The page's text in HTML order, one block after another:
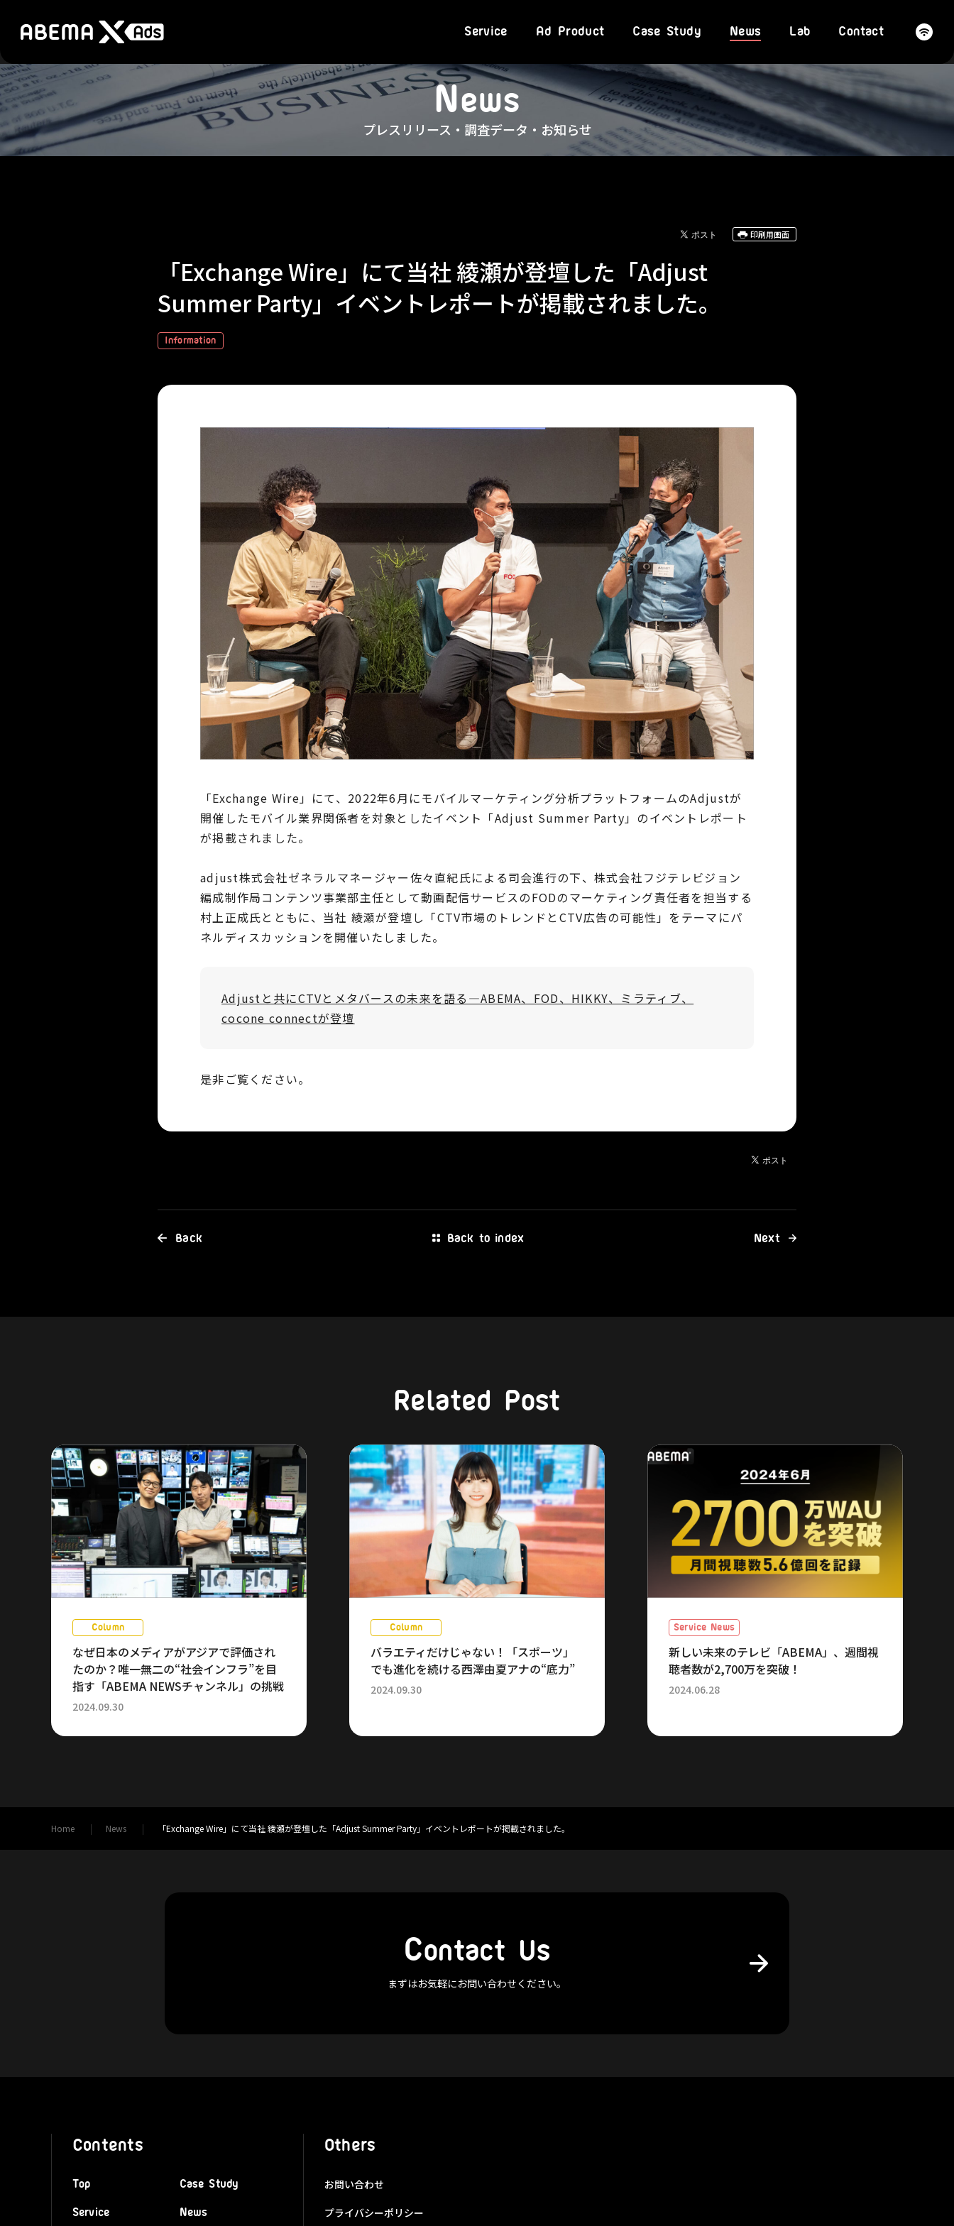
Service Ad Product Case Study News Lab Contact
News
プレスリリース・調査データ・お知らせ
印刷用画面
「Exchange Wire」にて当社 綾瀬が登壇した「Adjust
Summer Party」イベントレポートが掲載されました。
Information
「Exchange Wire」にて、2022年6月にモバイルマーケティング分析プラットフォームのAdjustが
開催したモバイル業界関係者を対象としたイベント「Adjust Summer Party」のイベントレポート
が掲載されました。
adjust株式会社ゼネラルマネージャー佐々直紀氏による司会進行の下、株式会社フジテレビジョン
編成制作局コンテンツ事業部主任として動画配信サービスのFODのマーケティング責任者を担当する
村上正成氏とともに、当社 綾瀬が登壇し「CTV市場のトレンドとCTV広告の可能性」をテーマにパ
ネルディスカッションを開催いたしました。
Adjustと共にCTVとメタバースの未来を語る―ABEMA、FOD、HIKKY、ミラティブ、
cocone connectが登壇
是非ご覧ください。
Back Back to index Next
Related Post
Column
なぜ日本のメディアがアジアで評価され
たのか？唯一無二の“社会インフラ”を目
指す「ABEMA NEWSチャンネル」の挑戦
2024.09.30
Column
バラエティだけじゃない！「スポーツ」
でも進化を続ける西澤由夏アナの“底力”
2024.09.30
Service News
新しい未来のテレビ「ABEMA」、週間視
聴者数が2,700万を突破！
2024.06.28
Home News 「Exchange Wire」にて当社 綾瀬が登壇した「Adjust Summer Party」イベントレポートが掲載されました。
Contact Us
まずはお気軽にお問い合わせください。
Contents
Top
Service
Case Study
News
Others
お問い合わせ
プライバシーポリシー